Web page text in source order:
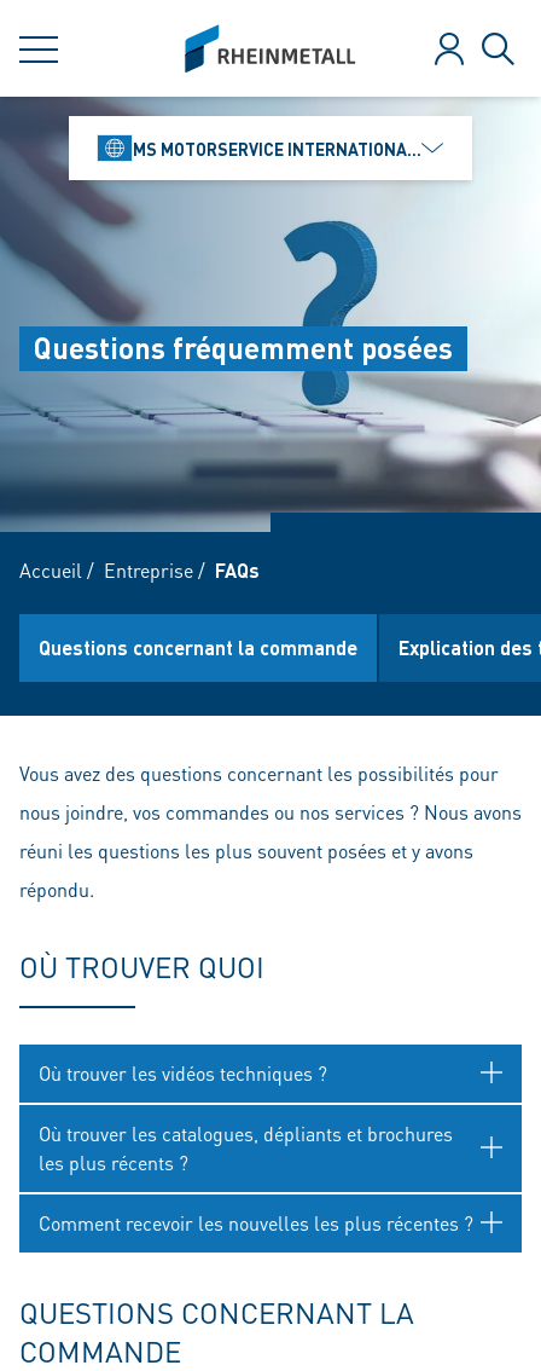
MENU
siteLogo
Se
MS MOTORSERVICE INTERNATIONAL GMBH
Questions fréquemment posées
Accueil / Entreprise/ FAQs
Questions concernant la commande Explication des
Vous avez des questions concernant les possibilités pour
nous joindre, vos commandes ou nos services ? Nous avons
réuni les questions les plus souvent posées et y avons
répondu.
OÙ TROUVER QUOI
Où trouver les vidéos techniques ?
Où trouver les catalogues, dépliants et brochures
les plus récents ?
Comment recevoir les nouvelles les plus récentes ?
QUESTIONS CONCERNANT LA
COMMANDE